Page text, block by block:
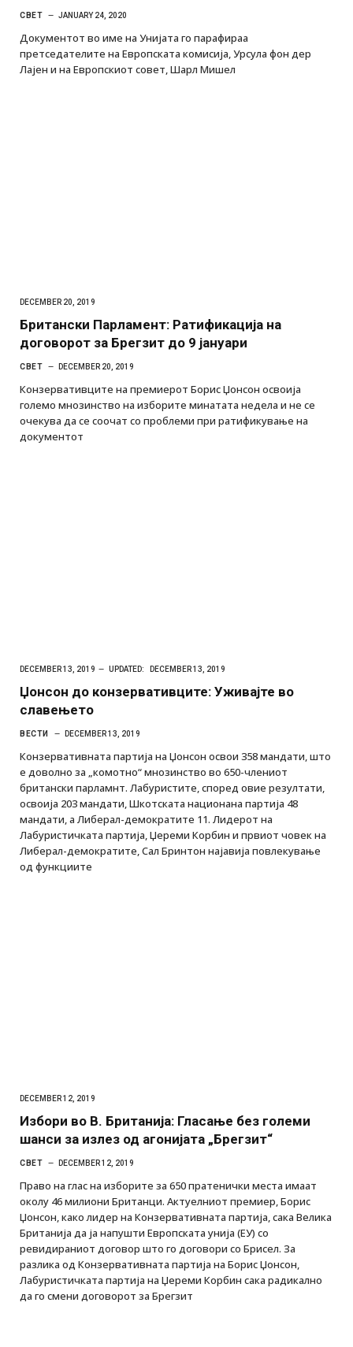
СВЕТ JANUARY 24, 2020
Документот во име на Унијата го парафираа
претседателите на Европската комисија, Урсула фон дер
Лајен и на Европскиот совет, Шарл Мишел
DECEMBER 20, 2019
Британски Парламент: Ратификација на
договорот за Брегзит до 9 јануари
СВЕТ DECEMBER 20, 2019
Конзервативците на премиерот Борис Џонсон освоија
големо мнозинство на изборите минатата недела и не се
очекува да се соочат со проблеми при ратификување на
документот
DECEMBER 13, 2019 UPDATED: DECEMBER 13, 2019
Џонсон до конзервативците: Уживајте во
славењето
ВЕСТИ DECEMBER 13, 2019
Конзервативната партија на Џонсон освои 358 мандати, што
е доволно за „комотно“ мнозинство во 650-члениот
британски парламнт. Лабуристите, според овие резултати,
освоија 203 мандати, Шкотската национана партија 48
мандати, а Либерал-демократите 11. Лидерот на
Лабуристичката партија, Џереми Корбин и првиот човек на
Либерал-демократитe, Сал Бринтон најавија повлекување
од функциите
DECEMBER 12, 2019
Избори во В. Британија: Гласање без големи
шанси за излез од агонијата „Брегзит“
СВЕТ DECEMBER 12, 2019
Право на глас на изборите за 650 пратенички места имаат
околу 46 милиони Британци. Актуелниот премиер, Борис
Џонсон, како лидер на Конзервативната партија, сака Велика
Британија да ја напушти Европската унија (ЕУ) со
ревидираниот договор што го договори со Брисел. За
разлика од Конзервативната партија на Борис Џонсон,
Лабуристичката партија на Џереми Корбин сака радикално
да го смени договорот за Брегзит